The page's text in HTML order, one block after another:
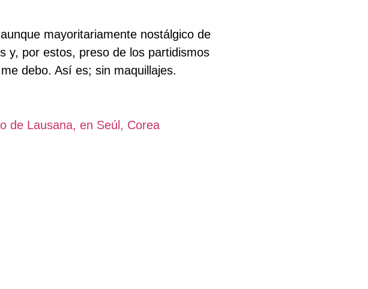
mayoritariamente nostálgico de
y, por estos, preso de los partidismos
debo. Así es; sin maquillajes.
de Lausana, en Seúl, Corea